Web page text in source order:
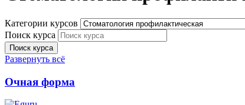
Категории курсов
Поиск курса
Поиск курса
Развернуть всё
Очная форма